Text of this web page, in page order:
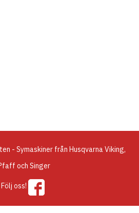
- Symaskiner från Husqvarna Viking,
och Singer
Följ oss!